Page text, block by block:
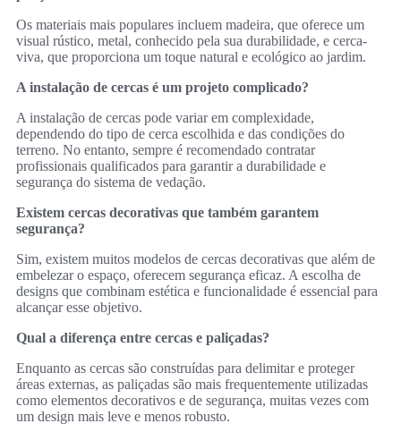
Os materiais mais populares incluem madeira, que oferece um
visual rústico, metal, conhecido pela sua durabilidade, e cerca-
viva, que proporciona um toque natural e ecológico ao jardim.
A instalação de cercas é um projeto complicado?
A instalação de cercas pode variar em complexidade,
dependendo do tipo de cerca escolhida e das condições do
terreno. No entanto, sempre é recomendado contratar
profissionais qualificados para garantir a durabilidade e
segurança do sistema de vedação.
Existem cercas decorativas que também garantem
segurança?
Sim, existem muitos modelos de cercas decorativas que além de
embelezar o espaço, oferecem segurança eficaz. A escolha de
designs que combinam estética e funcionalidade é essencial para
alcançar esse objetivo.
Qual a diferença entre cercas e paliçadas?
Enquanto as cercas são construídas para delimitar e proteger
áreas externas, as paliçadas são mais frequentemente utilizadas
como elementos decorativos e de segurança, muitas vezes com
um design mais leve e menos robusto.